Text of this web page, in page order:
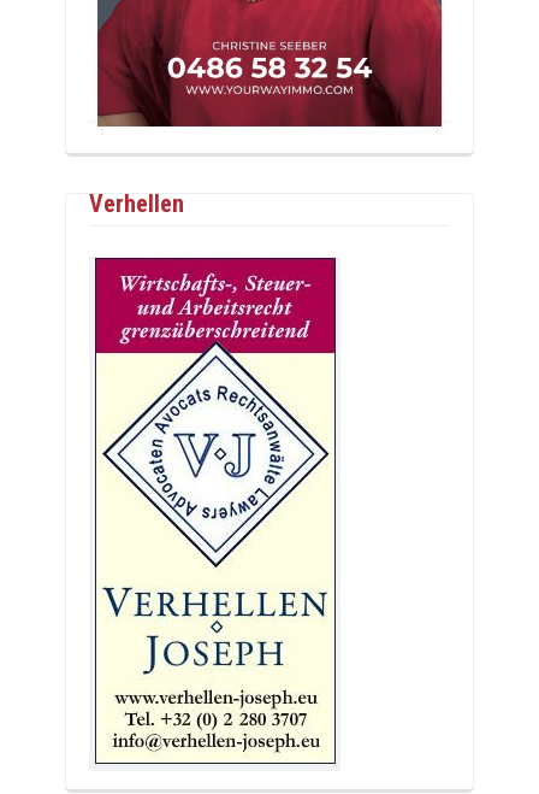
Verhellen